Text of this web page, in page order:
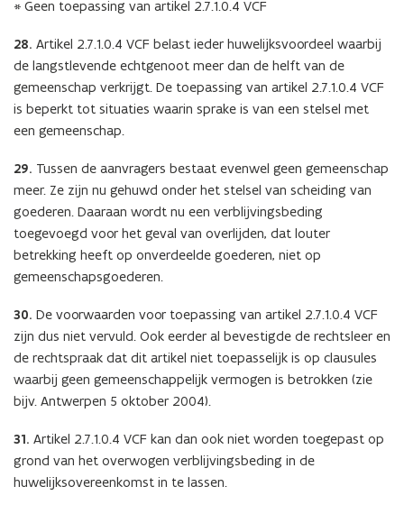
* Geen toepassing van artikel 2.7.1.0.4 VCF
28. Artikel 2.7.1.0.4 VCF belast ieder huwelijksvoordeel waarbij
de langstlevende echtgenoot meer dan de helft van de
gemeenschap verkrijgt. De toepassing van artikel 2.7.1.0.4 VCF
is beperkt tot situaties waarin sprake is van een stelsel met
een gemeenschap.
29. Tussen de aanvragers bestaat evenwel geen gemeenschap
meer. Ze zijn nu gehuwd onder het stelsel van scheiding van
goederen. Daaraan wordt nu een verblijvingsbeding
toegevoegd voor het geval van overlijden, dat louter
betrekking heeft op onverdeelde goederen, niet op
gemeenschapsgoederen.
30. De voorwaarden voor toepassing van artikel 2.7.1.0.4 VCF
zijn dus niet vervuld. Ook eerder al bevestigde de rechtsleer en
de rechtspraak dat dit artikel niet toepasselijk is op clausules
waarbij geen gemeenschappelijk vermogen is betrokken (zie
bijv. Antwerpen 5 oktober 2004).
31. Artikel 2.7.1.0.4 VCF kan dan ook niet worden toegepast op
grond van het overwogen verblijvingsbeding in de
huwelijksovereenkomst in te lassen.